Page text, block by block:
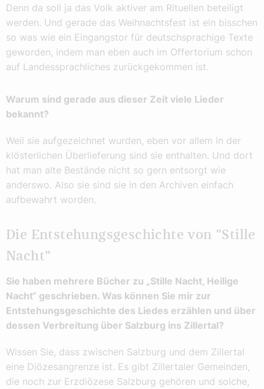
Denn da soll ja das Volk aktiver am Rituellen beteiligt
werden. Und gerade das Weihnachtsfest ist ein bisschen
so was wie ein Eingangstor für deutschsprachige Texte
geworden, indem man eben auch im Offertorium schon
auf Landessprachliches zurückgekommen ist.
Warum sind gerade aus dieser Zeit viele Lieder
bekannt?
Weil sie aufgezeichnet wurden, eben vor allem in der
klösterlichen Überlieferung sind sie enthalten. Und dort
hat man alte Bestände nicht so gern entsorgt wie
anderswo. Also sie sind sie in den Archiven einfach
aufbewahrt worden.
Die Entstehungsgeschichte von "Stille
Nacht"
Sie haben mehrere Bücher zu „Stille Nacht, Heilige
Nacht“ geschrieben. Was können Sie mir zur
Entstehungsgeschichte des Liedes erzählen und über
dessen Verbreitung über Salzburg ins Zillertal?
Wissen Sie, dass zwischen Salzburg und dem Zillertal
eine Diözesangrenze ist. Es gibt Zillertaler Gemeinden,
die noch zur Erzdiözese Salzburg gehören und solche,